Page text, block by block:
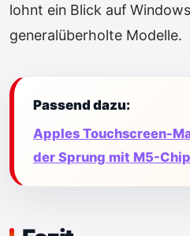
lohnt ein Blick auf
generalüberholte Modelle.
Passend dazu:
Apples Touchscreen-
der Sprung mit M5-